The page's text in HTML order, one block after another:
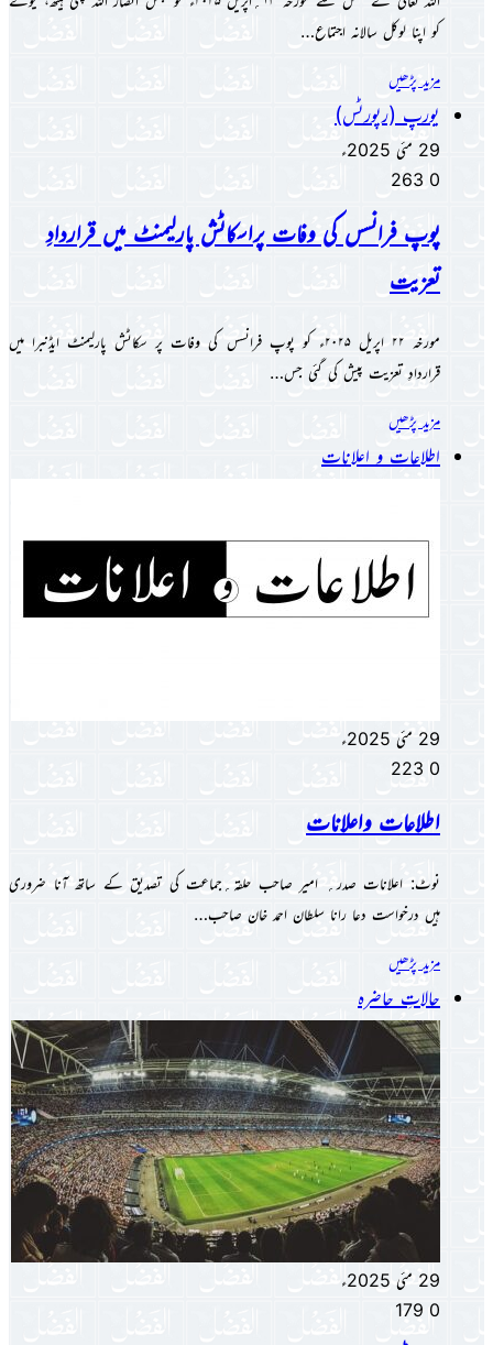
کو اپنا لوکل سالانہ اجتماع…
مزید پڑھیں
یورپ (رپورٹس)
29 مئی 2025ء
0
پوپ فرانسس کی وفات پراسکاٹش پارلیمنٹ میں قراردادِ
تعزیت
مورخہ ۲۲ اپریل ۲۰۲۵ء کو پوپ فرانسس کی وفات پر سکاٹش پارلیمنٹ ایڈنبرا میں
قراردادِ تعزیت پیش کی گئی جس…
مزید پڑھیں
اطلاعات و اعلانات
29 مئی 2025ء
0
اطلاعات واعلانات
نوٹ: اعلانات صدر؍ امیر صاحب حلقہ؍جماعت کی تصدیق کے ساتھ آنا ضروری
ہیں درخواست دعا رانا سلطان احمد خان صاحب…
مزید پڑھیں
حالاتِ حاضرہ
29 مئی 2025ء
0